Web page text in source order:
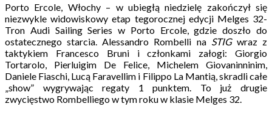
Porto Ercole, Włochy – w ubiegłą niedzielę zakończył się
niezwykle widowiskowy etap tegorocznej edycji Melges 32-
Tron Audi Sailing Series w Porto Ercole, gdzie doszło do
ostatecznego starcia. Alessandro Rombelli na STIGwraz z
taktykiem Francesco Bruni i członkami załogi: Giorgio
Tortarolo, Pierluigim De Felice, Michelem Giovaninninim,
Daniele Fiaschi, Lucą Faravellim i Filippo La Mantią, skradli całe
„show” wygrywając regaty 1 punktem. To już drugie
zwycięstwo Rombelliego w tym roku w klasie Melges 32.